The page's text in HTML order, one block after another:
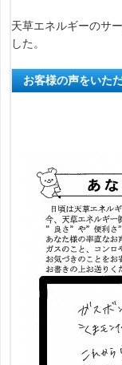
天草エネルギーのサ
した。
お客様の声をいた